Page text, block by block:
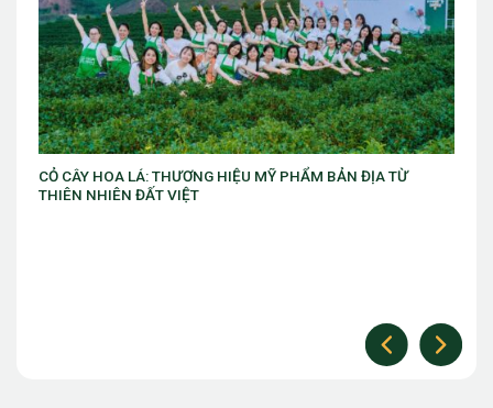
ĐỊA TỪ
VIB ra mắt chương trình “VIB Swing – Mở khóa đặc
làm chủ thời cuộc” với ưu đãi Golf lên đến 10 triệu